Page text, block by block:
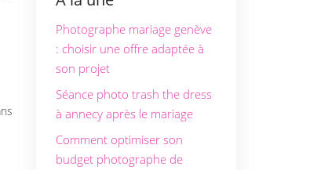
Photographe mariage genève
: choisir une offre adaptée à
son projet
Séance photo trash the dress
à annecy après le mariage
Comment optimiser son
budget photographe de